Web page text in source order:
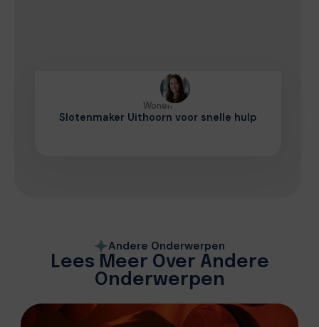
Wonen
Slotenmaker Uithoorn voor snelle hulp
Andere Onderwerpen
Lees Meer Over Andere
Onderwerpen